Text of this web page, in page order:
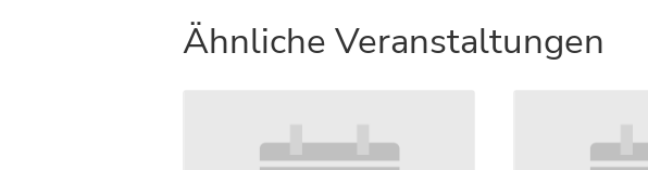
Ähnliche Veranstaltungen